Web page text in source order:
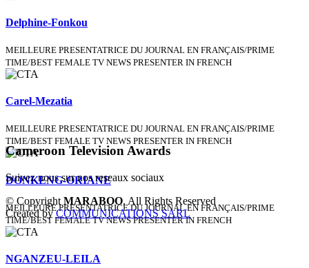
Delphine-Fonkou
MEILLEURE PRESENTATRICE DU JOURNAL EN FRANÇAIS/PRIME
TIME/BEST FEMALE TV NEWS PRESENTER IN FRENCH
Carel-Mezatia
MEILLEURE PRESENTATRICE DU JOURNAL EN FRANÇAIS/PRIME
TIME/BEST FEMALE TV NEWS PRESENTER IN FRENCH
DONKENG-ORIANE
MEILLEURE PRESENTATRICE DU JOURNAL EN FRANÇAIS/PRIME
TIME/BEST FEMALE TV NEWS PRESENTER IN FRENCH
NGANZEU-LEILA
Cameroon Television Awards
Suivez nous sur nos reseaux sociaux
© Copyright MARABOO. All Rights Reserved
Created byCOMMUNICATIONS SARL